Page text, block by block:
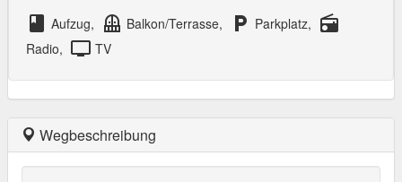
class Aufzug, balcony Balkon/Terrasse, local_parking Parkplatz, radio
Radio, tv TV
Wegbeschreibung